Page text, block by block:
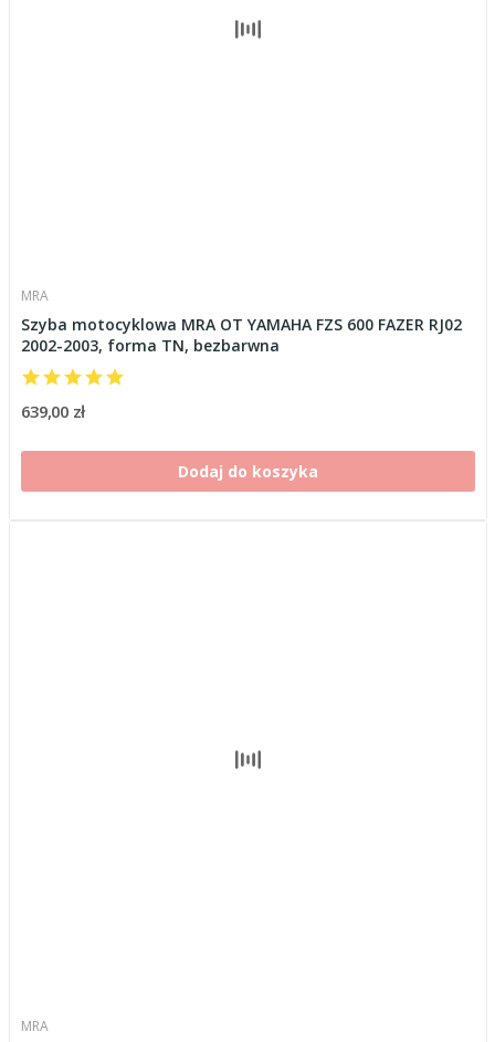
MRA
Szyba motocyklowa MRA OT YAMAHA FZS 600 FAZER RJ02
2002-2003, forma TN, bezbarwna
639,00 zł
Dodaj do koszyka
MRA